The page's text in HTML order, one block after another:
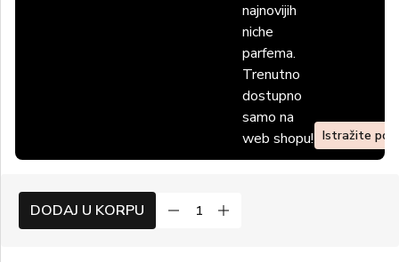
najnovijih
niche
parfema.
Trenutno
dostupno
samo na
web shopu! Istražite
DODAJ U KORPU